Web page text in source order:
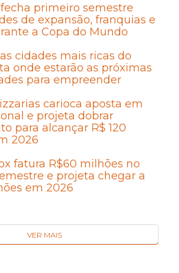
primeiro semestre
de expansão, franquias e
a Copa do Mundo
cidades mais ricas do
onde estarão as próximas
para empreender
carioca aposta em
e projeta dobrar
para alcançar R$ 120
2026
fatura R$60 milhões no
e projeta chegar a
em 2026
VER MAIS